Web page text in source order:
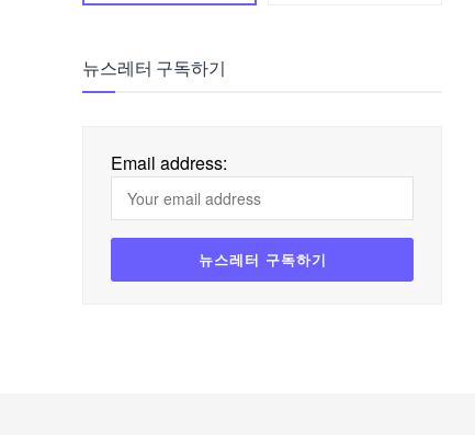
뉴스레터 구독하기
Email address: